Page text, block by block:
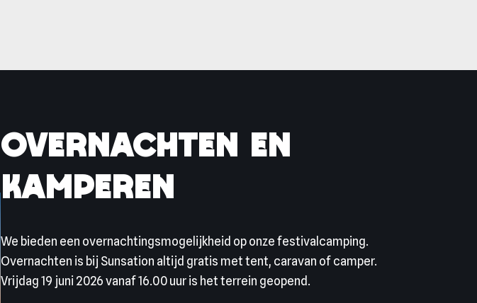
Overnachten en
kamperen
We bieden een overnachtingsmogelijkheid op onze festivalcamping.
Overnachten is bij Sunsation altijd gratis met tent, caravan of camper.
Vrijdag 19 juni 2026 vanaf 16.00 uur is het terrein geopend.